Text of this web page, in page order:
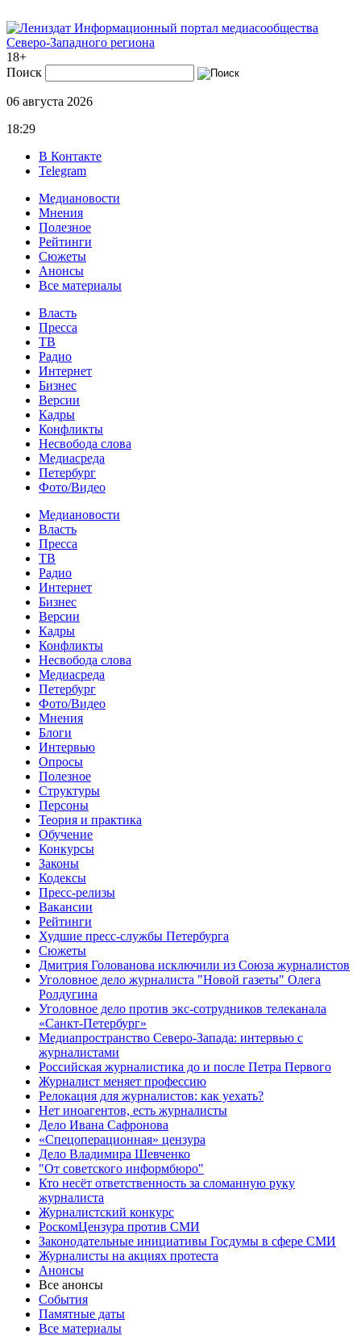
Информационный портал медиасообщества
Северо-Западного региона
18+
Поиск
06 августа 2026
18:29
В Контакте
Telegram
Медиановости
Мнения
Полезное
Рейтинги
Сюжеты
Анонсы
Все материалы
Власть
Пресса
ТВ
Радио
Интернет
Бизнес
Версии
Кадры
Конфликты
Несвобода слова
Медиасреда
Петербург
Фото/Видео
Медиановости
Власть
Пресса
ТВ
Радио
Интернет
Бизнес
Версии
Кадры
Конфликты
Несвобода слова
Медиасреда
Петербург
Фото/Видео
Мнения
Блоги
Интервью
Опросы
Полезное
Структуры
Персоны
Теория и практика
Обучение
Конкурсы
Законы
Кодексы
Пресс-релизы
Вакансии
Рейтинги
Худшие пресс-службы Петербурга
Сюжеты
Дмитрия Голованова исключили из Союза журналистов
Уголовное дело журналиста "Новой газеты" Олега
Ролдугина
Уголовное дело против экс-сотрудников телеканала
«Санкт-Петербург»
Медиапространство Северо-Запада: интервью с
журналистами
Российская журналистика до и после Петра Первого
Журналист меняет профессию
Релокация для журналистов: как уехать?
Нет иноагентов, есть журналисты
Дело Ивана Сафронова
«Спецоперационная» цензура
Дело Владимира Шевченко
"От советского информбюро"
Кто несёт ответственность за сломанную руку
журналиста
Журналистский конкурс
РоскомЦензура против СМИ
Законодательные инициативы Госдумы в сфере СМИ
Журналисты на акциях протеста
Анонсы
Все анонсы
События
Памятные даты
Все материалы